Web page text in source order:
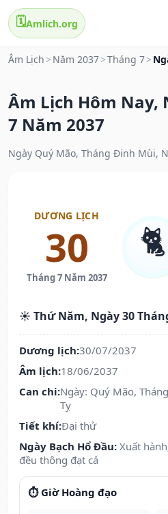
🗓️Amlich.org
Âm Lịch > Năm 2037>Tháng 7>
Âm Lịch Hôm Nay,
7 Năm 2037
Ngày Quý Mão, Tháng Đinh Mùi,
DƯƠNG LỊCH
30
Tháng 7 Năm 2037
🐈
☀️ Thứ Năm, Ngày 30
Dương lịch:30/07/2037
Âm lịch:18/06/2037
Can chi:Ngày: Quý Mão,
Tỵ
Tiết khí:Đại thử
Ngày Bạch Hổ Đầu: Xuất
đều thông đạt cả
⏱️ Giờ Hoàng đạo